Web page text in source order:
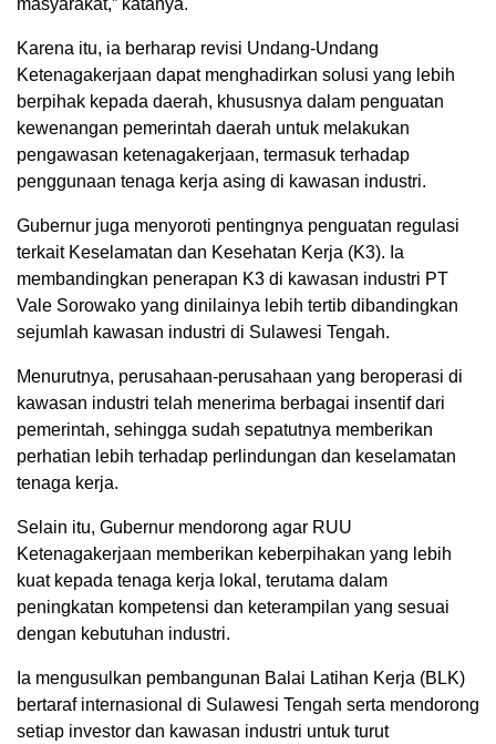
masyarakat,” katanya.
Karena itu, ia berharap revisi Undang-Undang
Ketenagakerjaan dapat menghadirkan solusi yang lebih
berpihak kepada daerah, khususnya dalam penguatan
kewenangan pemerintah daerah untuk melakukan
pengawasan ketenagakerjaan, termasuk terhadap
penggunaan tenaga kerja asing di kawasan industri.
Gubernur juga menyoroti pentingnya penguatan regulasi
terkait Keselamatan dan Kesehatan Kerja (K3). Ia
membandingkan penerapan K3 di kawasan industri PT
Vale Sorowako yang dinilainya lebih tertib dibandingkan
sejumlah kawasan industri di Sulawesi Tengah.
Menurutnya, perusahaan-perusahaan yang beroperasi di
kawasan industri telah menerima berbagai insentif dari
pemerintah, sehingga sudah sepatutnya memberikan
perhatian lebih terhadap perlindungan dan keselamatan
tenaga kerja.
Selain itu, Gubernur mendorong agar RUU
Ketenagakerjaan memberikan keberpihakan yang lebih
kuat kepada tenaga kerja lokal, terutama dalam
peningkatan kompetensi dan keterampilan yang sesuai
dengan kebutuhan industri.
Ia mengusulkan pembangunan Balai Latihan Kerja (BLK)
bertaraf internasional di Sulawesi Tengah serta mendorong
setiap investor dan kawasan industri untuk turut